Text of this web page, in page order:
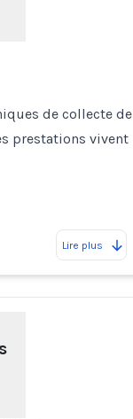
de collecte de
prestations vivent
Lire plus